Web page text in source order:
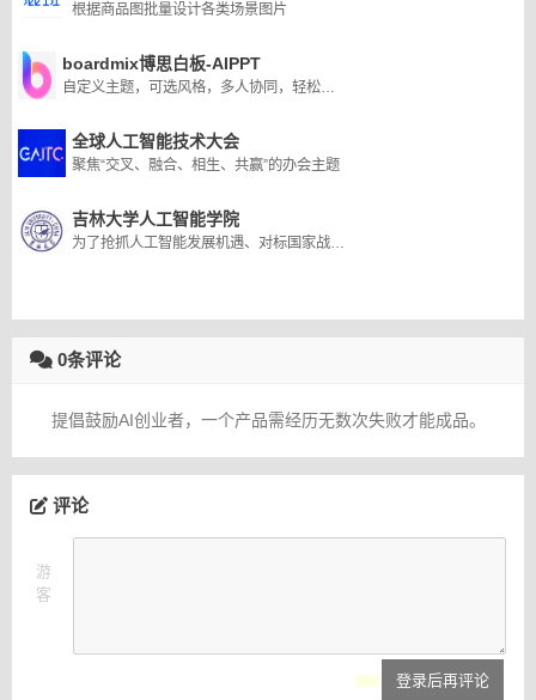
根据商品图批量设计各类场景图片
boardmix博思白板-AIPPT
自定义主题，可选风格，多人协同，轻松制作出令人惊艳的演示文档
全球人工智能技术大会
聚焦“交叉、融合、相生、共赢”的办会主题
吉林大学人工智能学院
为了抢抓人工智能发展机遇、对标国家战略需求、推动产业转型升级和地方经济发展转型，吉林大学人工智能学院于2018年5月26日成立。人工智能学院的成立旨在贯彻落实《新一代人工智能发展规划》《高等学校人工智能创新行动计划》，瞄准世界科技前沿，抢占人工智能制高点，提升人工智能领域科技创新、人才培养和服务国家战略需求的能力。
0条评论
提倡鼓励AI创业者，一个产品需经历无数次失败才能成品。
评论
游
客
登录后再评论